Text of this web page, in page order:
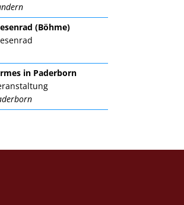
(Böhme)
in Paderborn